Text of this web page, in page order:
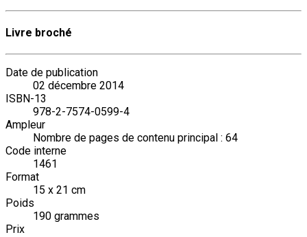
Livre broché
Date de publication
02 décembre 2014
ISBN-13
978-2-7574-0599-4
Ampleur
Nombre de pages de contenu principal : 64
Code interne
1461
Format
15 x 21 cm
Poids
190 grammes
Prix